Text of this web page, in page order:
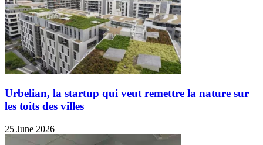
Urbelian, la startup qui veut remettre la nature sur
les toits des villes
25 June 2026